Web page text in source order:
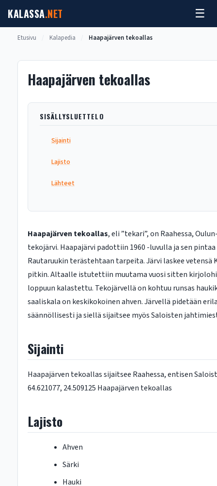
sisältöön
KALASSA.NET ☰
Etusivu Kalapedia Haapajärven tekoallas
Haapajärven tekoallas
SISÄLLYSLUETTELO
Sijainti
Lajisto
Lähteet
Haapajärven tekoallas, eli ”tekari”, on Raahessa,
tekojärvi. Haapajärvi padottiin 1960 -luvulla ja sen
Rautaruukin terästehtaan tarpeita. Järvi laskee vetensä
pitkin. Altaalle istutettiin muutama vuosi sitten
loppuun kalastettu. Tekojärvellä on kohtuu runsas
saaliskala on keskikokoinen ahven. Järvellä pidetään
säännöllisesti ja siellä sijaitsee myös Saloisten
Sijainti
Haapajärven tekoallas sijaitsee Raahessa, entisen
64.621077, 24.509125 Haapajärven tekoallas
Lajisto
Ahven
Särki
Hauki